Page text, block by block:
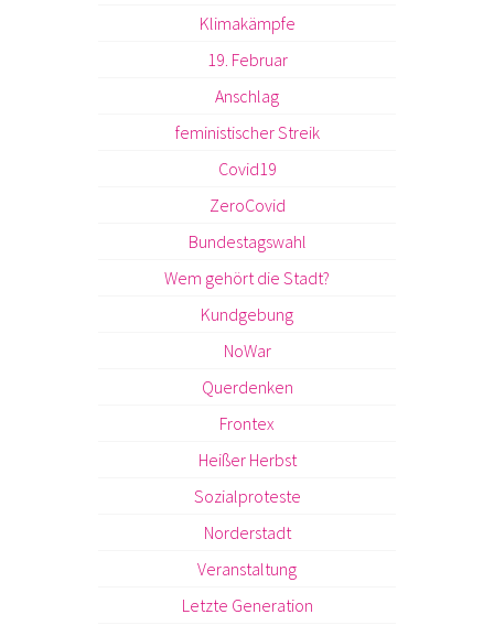
Klimakämpfe
19. Februar
Anschlag
feministischer Streik
Covid19
ZeroCovid
Bundestagswahl
Wem gehört die Stadt?
Kundgebung
NoWar
Querdenken
Frontex
Heißer Herbst
Sozialproteste
Norderstadt
Veranstaltung
Letzte Generation